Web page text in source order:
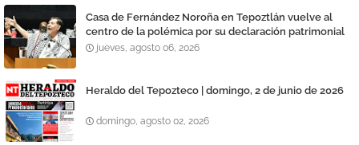
Casa de Fernández Noroña en Tepoztlán vuelve al
centro de la polémica por su declaración patrimonial
jueves, agosto 06, 2026
Heraldo del Tepozteco | domingo, 2 de junio de 2026
domingo, agosto 02, 2026